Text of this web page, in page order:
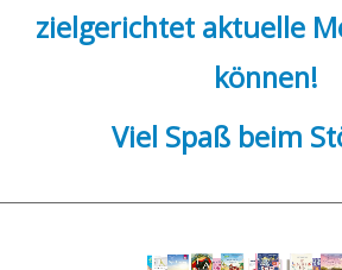
zielgerichtet aktuelle
können!
Viel Spaß beim